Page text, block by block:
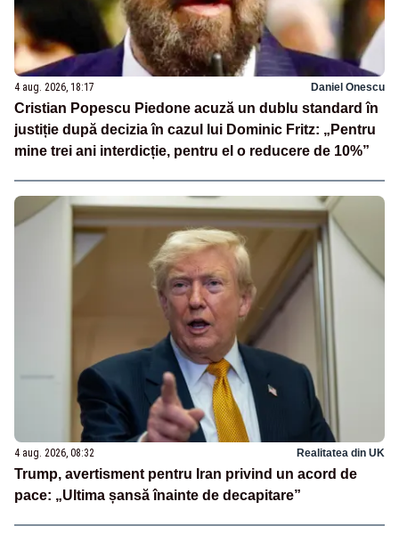
4 aug. 2026, 18:17 Daniel Onescu
Cristian Popescu Piedone acuză un dublu standard în
justiție după decizia în cazul lui Dominic Fritz: „Pentru
mine trei ani interdicție, pentru el o reducere de 10%”
4 aug. 2026, 08:32 Realitatea din UK
Trump, avertisment pentru Iran privind un acord de
pace: „Ultima șansă înainte de decapitare”